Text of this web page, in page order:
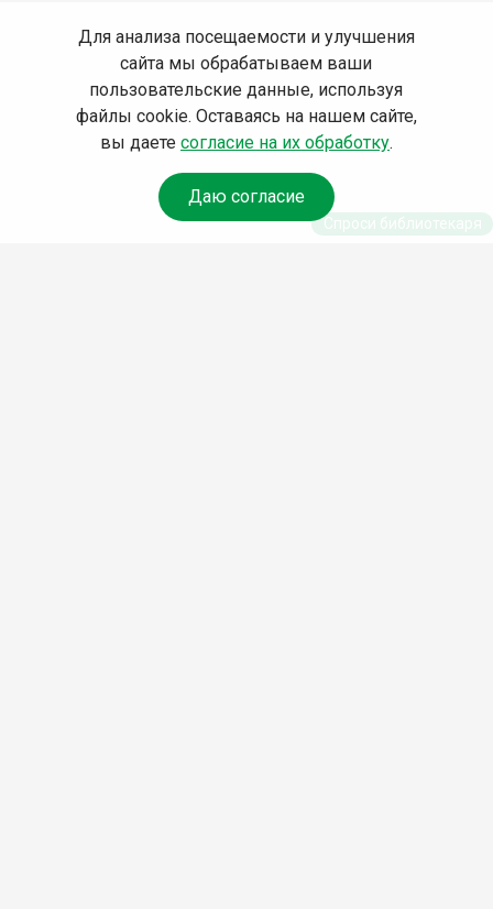
Для анализа посещаемости и улучшения
сайта мы обрабатываем ваши
пользовательские данные, используя
файлы cookie. Оставаясь на нашем сайте,
вы даете согласие на их обработку.
Даю согласие
Спроси библиотекаря